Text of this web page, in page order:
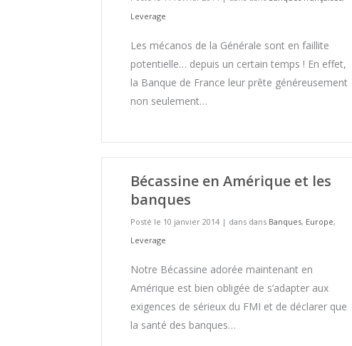
Leverage
Les mécanos de la Générale sont en faillite
potentielle… depuis un certain temps ! En effet,
la Banque de France leur prête généreusement
non seulement…
Bécassine en Amérique et les
banques
Posté le 10 janvier 2014 | dans dans Banques, Europe,
Leverage
Notre Bécassine adorée maintenant en
Amérique est bien obligée de s’adapter aux
exigences de sérieux du FMI et de déclarer que
la santé des banques…